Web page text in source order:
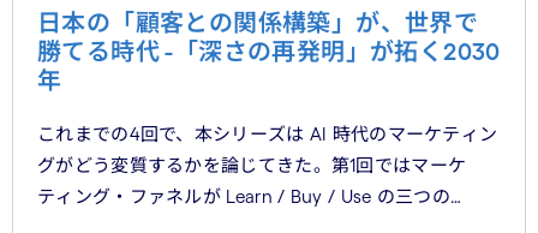
日本の「顧客との関係構築」が、世界で
勝てる時代 -「深さの再発明」が拓く2030
年
これまでの4回で、本シリーズは AI 時代のマーケティン
グがどう変質するかを論じてきた。第1回ではマーケ
ティング・ファネルが Learn / Buy / Use の三つの